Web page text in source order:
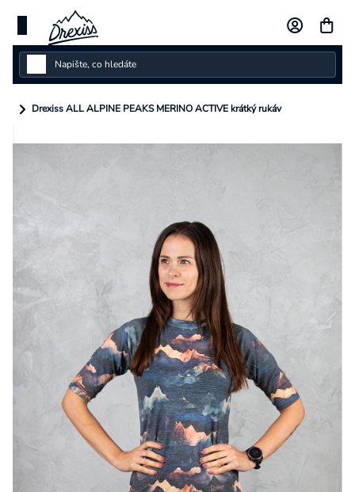
obsah
Dámské
Dětské
Dárkové poukazy
Vlastní design
(CZK)
Drexiss ALL ALPINE PEAKS MERINO ACTIVE krátký rukáv